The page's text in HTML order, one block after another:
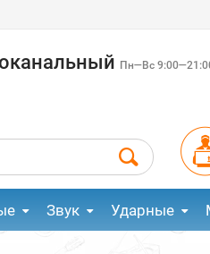
Пн—Вс
Звук Ударные